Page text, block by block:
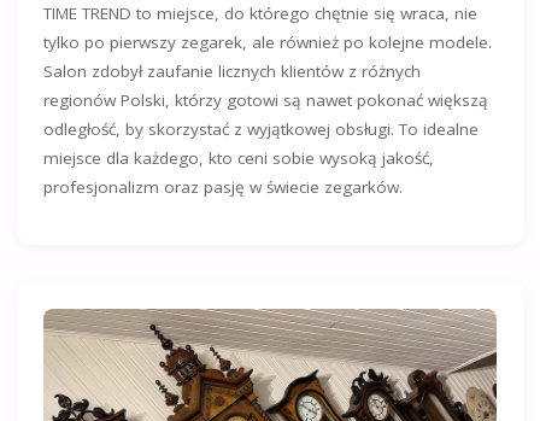
TIME TREND to miejsce, do którego chętnie się wraca, nie
tylko po pierwszy zegarek, ale również po kolejne modele.
Salon zdobył zaufanie licznych klientów z różnych
regionów Polski, którzy gotowi są nawet pokonać większą
odległość, by skorzystać z wyjątkowej obsługi. To idealne
miejsce dla każdego, kto ceni sobie wysoką jakość,
profesjonalizm oraz pasję w świecie zegarków.